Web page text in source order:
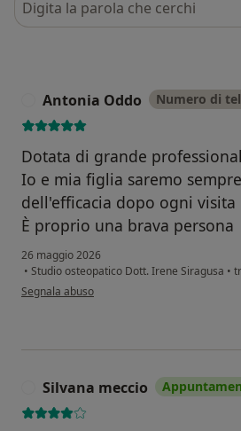
Antonia Oddo Numero di
Dotata di grande
Io e mia figlia saremo
dell'efficacia dopo ogni visita
È proprio una brava persona
26 maggio 2026
• Studio osteopatico Dott. Irene Siragusa •
secondo l'opinione dell'utente Antonia Oddo
Segnala abuso
Silvana meccio